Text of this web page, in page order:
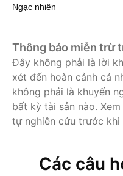
Ngạc nhiên
Thông báo miễn trừ
Đây không phải là lời
xét đến hoàn cảnh cá
không phải là khuyến
bất kỳ tài sản nào. Xem
tự nghiên cứu trước
Các câu